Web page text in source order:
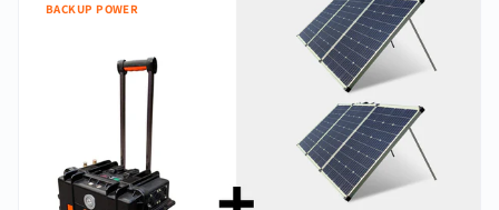
BACKUP POWER